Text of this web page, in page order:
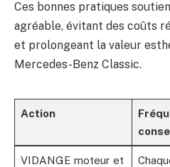
Ces bonnes pratiques
agréable, évitant des coûts
et prolongeant la valeur
Mercedes-Benz Classic.
Action
VIDANGE moteur et